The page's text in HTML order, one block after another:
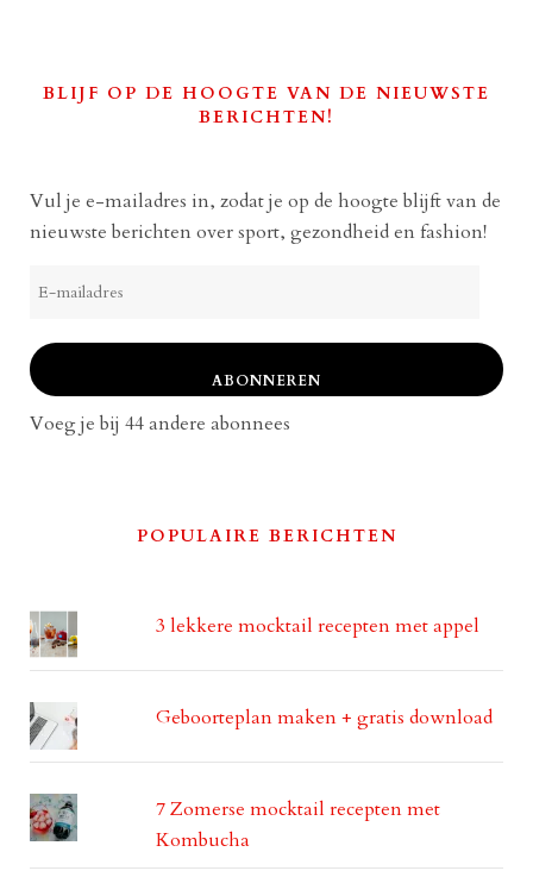
BLIJF OP DE HOOGTE VAN DE NIEUWSTE
BERICHTEN!
Vul je e-mailadres in, zodat je op de hoogte blijft van de
nieuwste berichten over sport, gezondheid en fashion!
mailadres
ABONNEREN
Voeg je bij 44 andere abonnees
POPULAIRE BERICHTEN
3 lekkere mocktail recepten met appel
Geboorteplan maken + gratis download
7 Zomerse mocktail recepten met
Kombucha